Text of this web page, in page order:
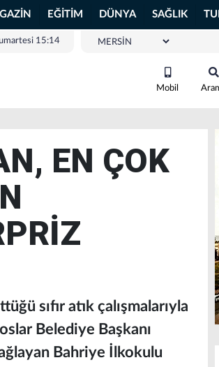
EĞİTİM DÜNYA SAĞLIK
15:14
Mobil
EN ÇOK
sıfır atık çalışmalarıyla
Belediye Başkanı
Bahriye İlkokulu